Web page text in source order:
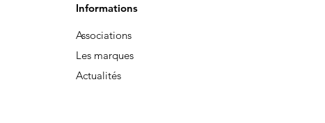
Informations
Associations
Les marques
Actualités